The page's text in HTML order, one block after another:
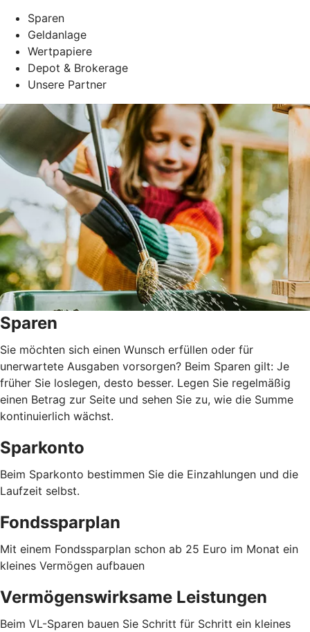
Sparen
Geldanlage
Wertpapiere
Depot & Brokerage
Unsere Partner
Sparen
Sie möchten sich einen Wunsch erfüllen oder für
unerwartete Ausgaben vorsorgen? Beim Sparen gilt: Je
früher Sie loslegen, desto besser. Legen Sie regelmäßig
einen Betrag zur Seite und sehen Sie zu, wie die Summe
kontinuierlich wächst.
Sparkonto
Beim Sparkonto bestimmen Sie die Einzahlungen und die
Laufzeit selbst.
Fondssparplan
Mit einem Fondssparplan schon ab 25 Euro im Monat ein
kleines Vermögen aufbauen
Vermögenswirksame Leistungen
Beim VL-Sparen bauen Sie Schritt für Schritt ein kleines